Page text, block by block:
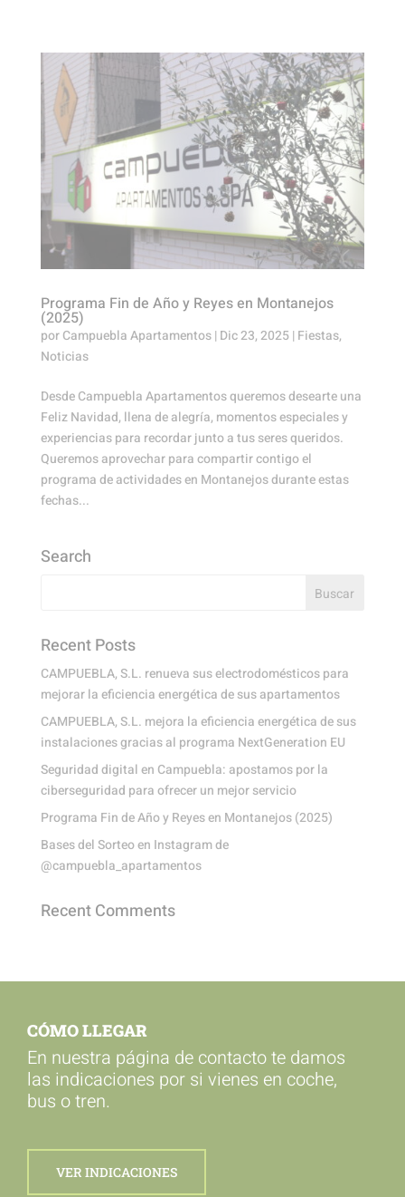
Programa Fin de Año y Reyes en Montanejos
(2025)
porCampuebla Apartamentos| Dic 23, 2025| Fiestas,
Noticias
Desde Campuebla Apartamentos queremos desearte una
Feliz Navidad, llena de alegría, momentos especiales y
experiencias para recordar junto a tus seres queridos.
Queremos aprovechar para compartir contigo el
programa de actividades en Montanejos durante estas
fechas...
Search
Recent Posts
CAMPUEBLA, S.L. renueva sus electrodomésticos para
mejorar la eficiencia energética de sus apartamentos
CAMPUEBLA, S.L. mejora la eficiencia energética de sus
instalaciones gracias al programa NextGeneration EU
Seguridad digital en Campuebla: apostamos por la
ciberseguridad para ofrecer un mejor servicio
Programa Fin de Año y Reyes en Montanejos (2025)
Bases del Sorteo en Instagram de
@campuebla_apartamentos
Recent Comments
CÓMO LLEGAR
En nuestra página de contacto te damos
las indicaciones por si vienes en coche,
bus o tren.
VER INDICACIONES